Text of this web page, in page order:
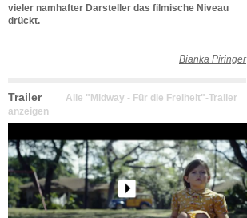
vieler namhafter Darsteller das filmische Niveau
drückt.
Bianka Piringer
Trailer
Alle "Midway - Für die Freiheit"-Trailer
anzeigen